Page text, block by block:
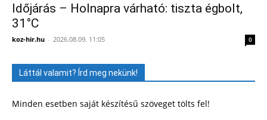
Időjárás – Holnapra várható: tiszta égbolt,
31°C
koz-hir.hu - 2026.08.09. 11:05 0
Láttál valamit? Írd meg nekünk!
Minden esetben saját készítésű szöveget tölts fel!